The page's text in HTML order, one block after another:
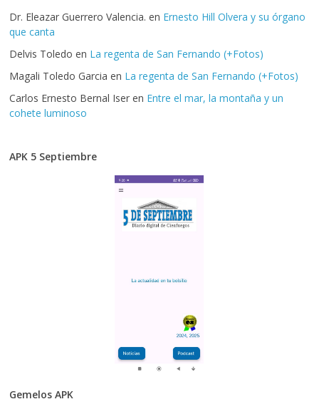
Dr. Eleazar Guerrero Valencia. en Ernesto Hill Olvera y su órgano
que canta
Delvis Toledo en La regenta de San Fernando (+Fotos)
Magali Toledo Garcia en La regenta de San Fernando (+Fotos)
Carlos Ernesto Bernal Iser en Entre el mar, la montaña y un
cohete luminoso
APK 5 Septiembre
Gemelos APK